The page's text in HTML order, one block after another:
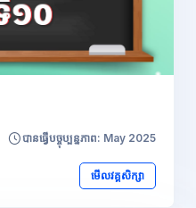
បានធ្វើបច្ចុប្បន្នភាព: May 2025
មើលវគ្គសិក្សា